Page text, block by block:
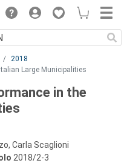
2018
Large Municipalities
in the
Carla Scaglioni
2018/2-3